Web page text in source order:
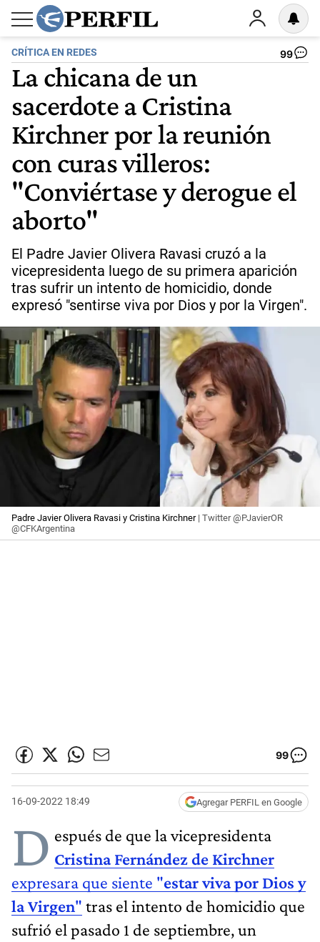
CRÍTICA EN REDES 99
La chicana de un
sacerdote a Cristina
Kirchner por la reunión
con curas villeros:
"Conviértase y derogue el
aborto"
El Padre Javier Olivera Ravasi cruzó a la
vicepresidenta luego de su primera aparición
tras sufrir un intento de homicidio, donde
expresó "sentirse viva por Dios y por la Virgen".
Padre Javier Olivera Ravasi y Cristina Kirchner | Twitter @PJavierOR
@CFKArgentina
99
16-09-2022 18:49 Agregar PERFIL en Google
D espués de que la vicepresidenta
Cristina Fernández de Kirchner
expresara que siente "estar viva por Dios y
la Virgen" tras el intento de homicidio que
sufrió el pasado 1 de septiembre, un